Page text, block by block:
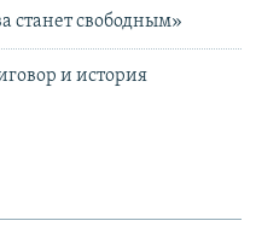
станет свободным»
и история